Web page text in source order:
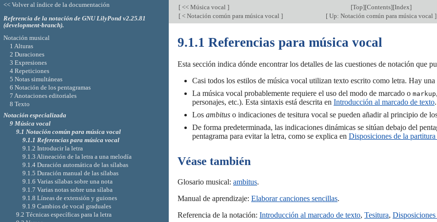
[ << Música vocal ] [Top][Contents][Index]
[ < Notación común para música vocal ] [Up: Notación común para música vocal ]
9.1.1 Referencias para música vocal
Esta sección indica dónde encontrar los detalles de las cuestiones de notación que
Casi todos los estilos de música vocal utilizan texto escrito como letra. Hay
La música vocal probablemente requiere el uso del modo de marcado o markup
personajes, etc.). Esta sintaxis está descrita en Introducción al marcado de texto.
Los ambitus o indicaciones de tesitura vocal se pueden añadir al principio de
De forma predeterminada, las indicaciones dinámicas se sitúan debajo del
pentagrama para evitar la letra, como se explica en Disposiciones de la
Véase también
Glosario musical: ambitus.
Manual de aprendizaje: Elaborar canciones sencillas.
Referencia de la notación: Introducción al marcado de texto, Tesitura,
<< Volver al índice de la documentación
Referencia de la notación de GNU LilyPond v2.25.81
(development-branch).
Notación musical
1 Alturas
2 Duraciones
3 Expresiones
4 Repeticiones
5 Notas simultáneas
6 Notación de los pentagramas
7 Anotaciones editoriales
8 Texto
Notación especializada
9 Música vocal
9.1 Notación común para música vocal
9.1.1 Referencias para música vocal
9.1.2 Introducir la letra
9.1.3 Alineación de la letra a una melodía
9.1.4 Duración automática de las sílabas
9.1.5 Duración manual de las sílabas
9.1.6 Varias sílabas sobre una nota
9.1.7 Varias notas sobre una sílaba
9.1.8 Líneas de extensión y guiones
9.1.9 Cambios de vocal graduales
9.2 Técnicas específicas para la letra